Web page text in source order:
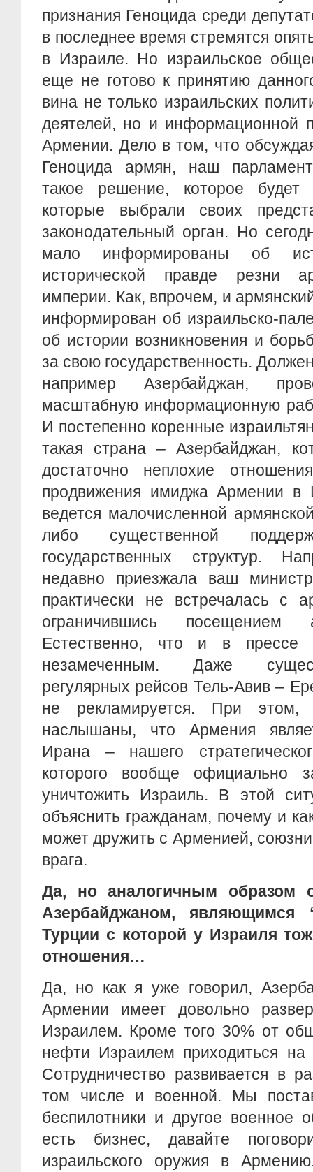
признания Геноцида среди
в последнее время стремятся
в Израиле. Но израильское
еще не готово к принятию
вина не только израильских
деятелей, но и информационной
Армении. Дело в том, что
Геноцида армян, наш
такое решение, которое будет
которые выбрали своих
законодательный орган. Но
мало информированы об
исторической правде резни
империи. Как, впрочем, и
информирован об израильско-
об истории возникновения и
за свою государственность.
например Азербайджан,
масштабную информационную
И постепенно коренные
такая страна – Азербайджан,
достаточно неплохие
продвижения имиджа Армении в
ведется малочисленной
либо существенной
государственных структур.
недавно приезжала ваш
практически не встречалась с
ограничившись посещением
Естественно, что и в прессе
незамеченным. Даже
регулярных рейсов Тель-Авив –
не рекламируется. При
наслышаны, что Армения
Ирана – нашего
которого вообще официально
уничтожить Израиль. В этой
объяснить гражданам, почему и
может дружить с Арменией,
врага.
Да, но аналогичным образом
Азербайджаном, являющимся
Турции с которой у Израиля
отношения…
Да, но как я уже говорил,
Армении имеет довольно
Израилем. Кроме того 30% от
нефти Израилем приходиться
Сотрудничество развивается в
том числе и военной. Мы
беспилотники и другое военное
есть бизнес, давайте
израильского оружия в